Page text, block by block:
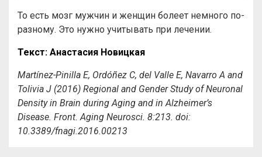
То есть мозг мужчин и женщин болеет немного по-
разному. Это нужно учитывать при лечении.
Текст: Анастасия Новицкая
Martínez-Pinilla E, Ordóñez C, del Valle E, Navarro A and
Tolivia J (2016) Regional and Gender Study of Neuronal
Density in Brain during Aging and in Alzheimer’s
Disease. Front. Aging Neurosci. 8:213. doi:
10.3389/fnagi.2016.00213